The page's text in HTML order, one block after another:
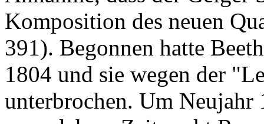
Komposition des neuen
391). Begonnen hatte
1804 und sie wegen der
unterbrochen. Um